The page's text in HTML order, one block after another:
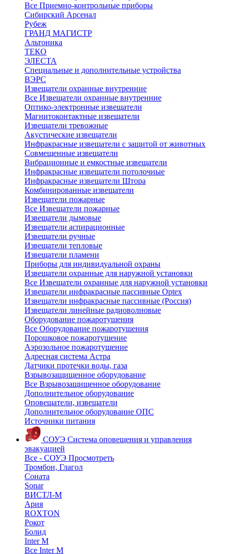
Все Приемно-контрольные приборы
Сибирский Арсенал
Рубеж
ГРАНД МАГИСТР
Альтоника
ТЕКО
ЭЛЕСТА
Специальные и дополнительные устройства
ВЭРС
Извещатели охранные внутренние
Все Извещатели охранные внутренние
Оптико-электронные извещатели
Магнитоконтактные извещатели
Извещатели тревожные
Акустические извещатели
Инфракрасные извещатели с защитой от животных
Совмещенные извещатели
Вибрационные и емкостные извещатели
Инфракрасные извещатели потолочные
Инфракрасные извещатели Штора
Комбинированные извещатели
Извещатели пожарные
Все Извещатели пожарные
Извещатели дымовые
Извещатели аспирационные
Извещатели ручные
Извещатели тепловые
Извещатели пламени
Приборы для индивидуальной охраны
Извещатели охранные для наружной установки
Все Извещатели охранные для наружной установки
Извещатели инфракрасные пассивные Optex
Извещатели инфракрасные пассивные (Россия)
Извещатели линейные радиоволновые
Оборудование пожаротушения
Все Оборудование пожаротушения
Порошковое пожаротушение
Аэрозольное пожаротушение
Адресная система Астра
Датчики протечки воды, газа
Взрывозащищенное оборудование
Все Взрывозащищенное оборудование
Дополнительное оборудование
Оповещатели, извещатели
Дополнительное оборудование ОПС
Источники питания
СОУЭ Система оповещения и управления
эвакуацией
Все - СОУЭ Просмотреть
Тромбон, Глагол
Соната
Sonar
ВИСТЛ-М
Ария
ROXTON
Рокот
Болид
Inter M
Все Inter M